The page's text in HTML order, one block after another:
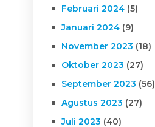
Februari 2024(5)
Januari 2024(9)
November 2023 (18)
Oktober 2023 (27)
September 2023 (56)
Agustus 2023 (27)
Juli 2023 (40)